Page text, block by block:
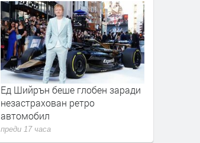
Ед Шийрън беше глобен заради
незастрахован ретро
автомобил
преди 17 часа